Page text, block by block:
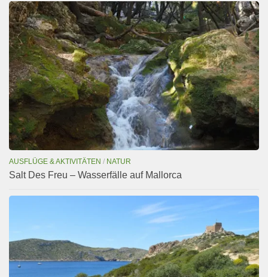
AUSFLÜGE & AKTIVITÄTEN / NATUR
Salt Des Freu – Wasserfälle auf Mallorca